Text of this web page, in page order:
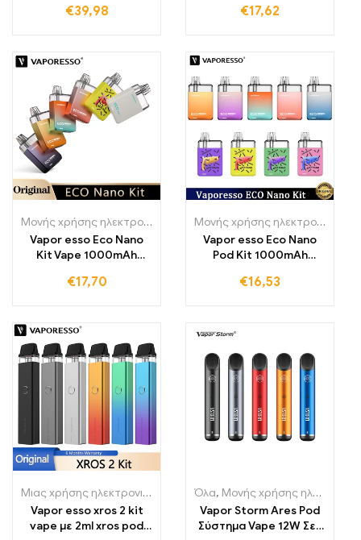
€39,98 €17,62
Μονής χρήσης ηλεκτρονικά τσιγάρα Πολωνία ,Μονής χρήσης
Vapor esso Eco Nano
Kit Vape 1000mAh
Ανταλλακτικό 1,2 Ohm
€17,70
Μονής χρήσης ηλεκτρονικά τσιγάρα
Vapor esso Eco Nano
Pod Kit 1000mAh
€16,53
Μιας χρήσης ηλεκτρονικά τσιγάρα Λιθουανία ,Μονής χρήσης
Vapor esso xros 2 kit
vape με 2ml xros pod
Όλα, Μονής χρήσης ηλεκτρονικά τσιγάρα
Vapor Storm Ares Pod
Σύστημα Vape 12W Σετ